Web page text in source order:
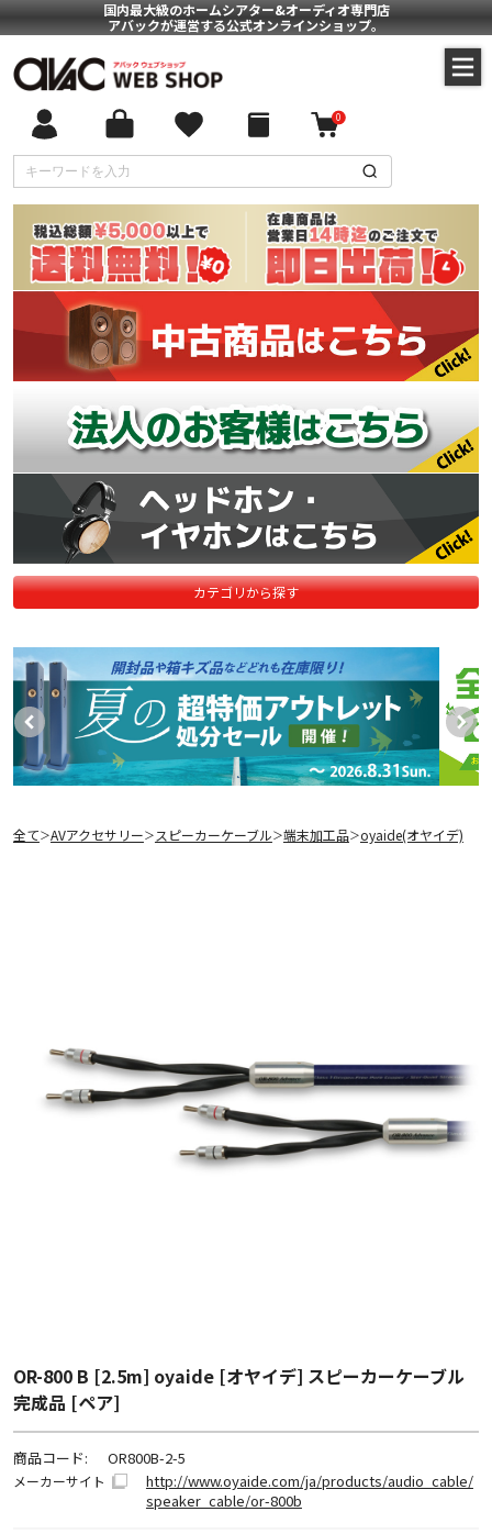
国内最大級のホームシアター&オーディオ専門店
アバックが運営する公式オンラインショップ。
0
カテゴリから探す
全て＞AVアクセサリー＞ スピーカーケーブル＞端末加工品＞oyaide(オヤイデ)
OR-800 B [2.5m] oyaide [オヤイデ] スピーカーケーブル
完成品 [ペア]
商品コード: OR800B-2-5
メーカーサイト
http://www.oyaide.com/ja/products/audio_cable/
speaker_cable/or-800b